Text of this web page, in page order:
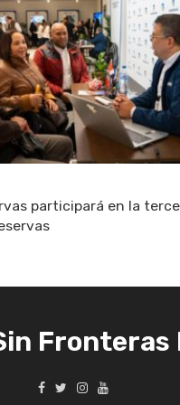
participará en la
Fronteras